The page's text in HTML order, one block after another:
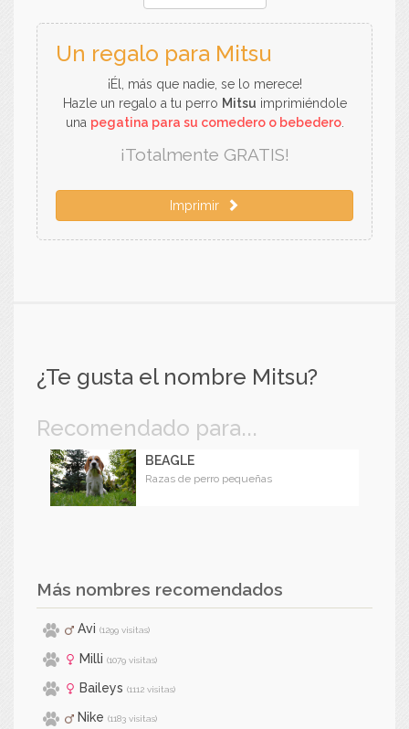
Un regalo para Mitsu
¡Él, más que nadie, se lo merece!
Hazle un regalo a tu perro Mitsu imprimiéndole
una pegatina para su comedero o bebedero.
¡Totalmente GRATIS!
Imprimir
¿Te gusta el nombre Mitsu?
Recomendado para...
BEAGLE
Razas de perro pequeñas
Más nombres recomendados
Avi (1299 visitas)
Milli (1079 visitas)
Baileys (1112 visitas)
Nike (1183 visitas)